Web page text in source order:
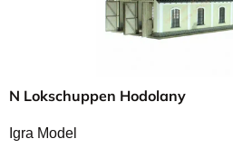
N Lokschuppen Hodolany
Igra Model